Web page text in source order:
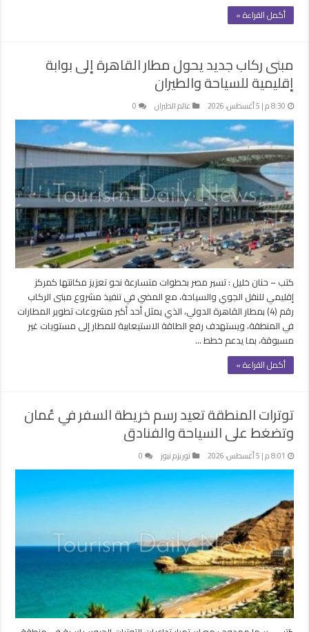
أكمل القراءة »
مبنى ركاب جديد يحول مطار القاهرة إلى بوابة
إقليمية للسياحة والطيران
8:30 م | 5 أغسطس، 2026 عالم الطيران 0
كتب – حنان خليل : تسير مصر بخطوات متسارعة نحو تعزيز مكانتها كمركز
إقليمي للنقل الجوي والسياحة، مع المضي في تنفيذ مشروع مبنى الركاب
رقم (4) بمطار القاهرة الدولي، الذي يمثل أحد أكبر مشروعات تطوير المطارات
في المنطقة، ويستهدف رفع الطاقة الاستيعابية للمطار إلى مستويات غير
مسبوقة، بما يدعم خطط …
أكمل القراءة »
توترات المنطقة تعيد رسم خريطة السفر في عُمان
وتضغط على السياحة والفنادق
8:01 م | 5 أغسطس، 2026 توريزم نيوز 0